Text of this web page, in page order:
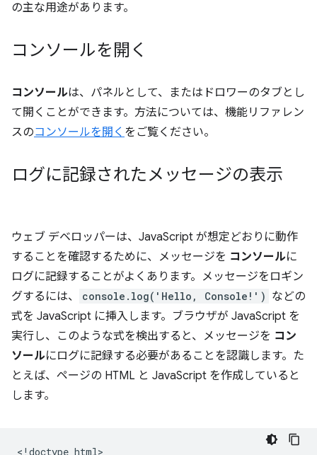
の主な用途があります。
コンソールを開く
コンソールは、パネルとして、またはドロワーのタブとし
て開くことができます。方法については、機能リファレン
スのコンソールを開く をご覧ください。
ログに記録されたメッセージの表示
ウェブ デベロッパーは、JavaScript が想定どおりに動作
することを確認するために、メッセージを コンソールに
ログに記録することがよくあります。メッセージをロギン
グするには、
console.log('Hello, Console!') などの
式を JavaScript に挿入します。ブラウザが JavaScript を
実行し、このような式を検出すると、メッセージを コン
ソールにログに記録する必要があることを認識します。た
とえば、ページの HTML と JavaScript を作成していると
します。
<!doctype html>